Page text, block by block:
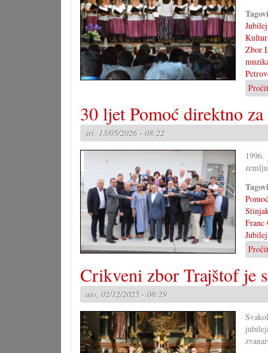
Jubilej
Zbor
30 ljet Pomoć direktno
sri, 13/05/2026 - 08:22
Franc
Jubilej
Crikveni zbor Trajštof je
uto, 02/12/2025 - 08:29